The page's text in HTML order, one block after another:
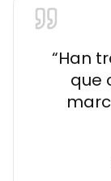
“Han
que